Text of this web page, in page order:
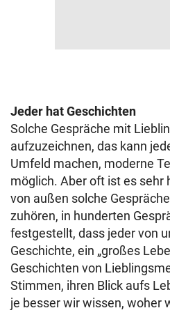
Jeder hat Geschichten
Solche Gespräche mit
aufzuzeichnen, das kann
Umfeld machen, moderne
möglich. Aber oft ist es sehr
von außen solche
zuhören, in hunderten
festgestellt, dass jeder von
Geschichte, ein „großes
Geschichten von
Stimmen, ihren Blick aufs
je besser wir wissen, woher